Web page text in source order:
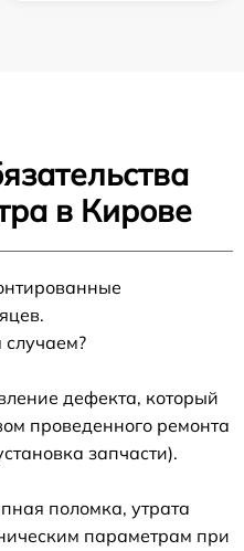
в Кирове
случаем?
дефекта, который
проведенного ремонта
запчасти).
поломка, утрата
параметрам при